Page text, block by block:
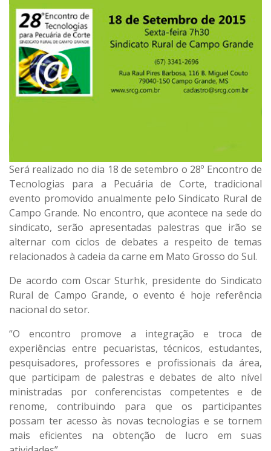
Será realizado no dia 18 de setembro o 28º Encontro de
Tecnologias para a Pecuária de Corte, tradicional
evento promovido anualmente pelo Sindicato Rural de
Campo Grande. No encontro, que acontece na sede do
sindicato, serão apresentadas palestras que irão se
alternar com ciclos de debates a respeito de temas
relacionados à cadeia da carne em Mato Grosso do Sul.
De acordo com Oscar Sturhk, presidente do Sindicato
Rural de Campo Grande, o evento é hoje referência
nacional do setor.
“O encontro promove a integração e troca de
experiências entre pecuaristas, técnicos, estudantes,
pesquisadores, professores e profissionais da área,
que participam de palestras e debates de alto nível
ministradas por conferencistas competentes e de
renome, contribuindo para que os participantes
possam ter acesso às novas tecnologias e se tornem
mais eficientes na obtenção de lucro em suas